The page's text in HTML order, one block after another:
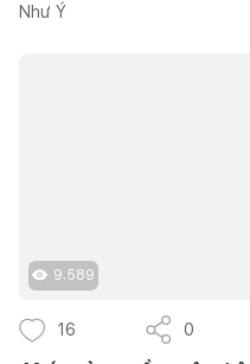
Như Ý
9.589
16 0